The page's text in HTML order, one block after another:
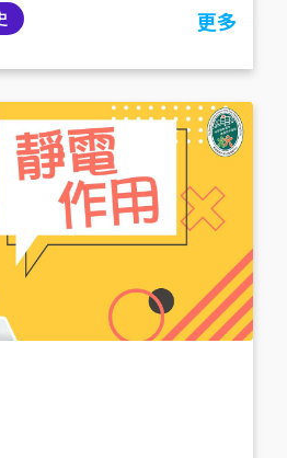
更多